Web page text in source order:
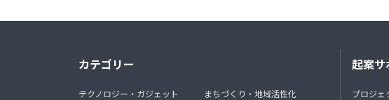
カテゴリー
テクノロジー・ガジェット
まちづくり・地域活性化
起案サ
プロジェ